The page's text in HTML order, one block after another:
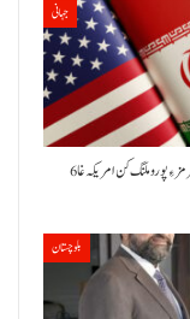
جہانی
ایران آبنائے ہرمز ءِ پورو ملنگ کن امریکہ غا 6
بلوچستان